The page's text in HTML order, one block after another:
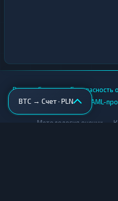
BTC → Счет · PLN
Вики • Города • Безопасность
AML-
Методология оценки